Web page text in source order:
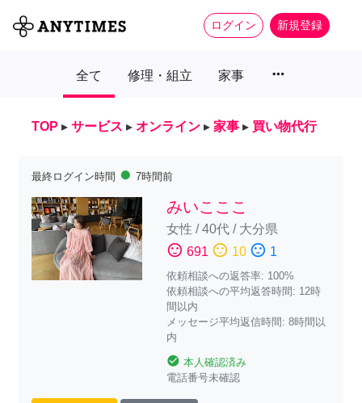
ログイン 新規登録
全て 修理・組立 家事 more_horiz
TOP ▸ サービス ▸ オンライン ▸ 家事 ▸ 買い物代行
最終ログイン時間 fiber_manual_record 7時間前
みいこここ
女性 /40代/ 大分県
sentiment_satisfied 691 sentiment_neutral 10 sentiment_dissatisfied 1
依頼相談への返答率: 100%
依頼相談への平均返答時間: 12時
間以内
メッセージ平均返信時間: 8時間以
内
check_circle 本人確認済み
電話番号未確認